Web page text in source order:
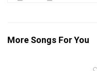
More Songs For You